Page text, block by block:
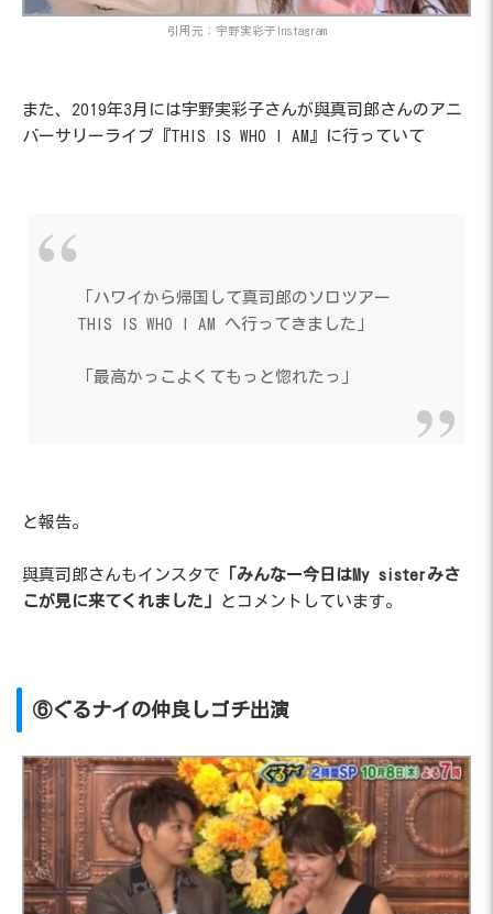
引用元：宇野実彩子Instagram
また、2019年3月には宇野実彩子さんが與真司郎さんのアニ
バーサリーライブ『THIS IS WHO I AM』に行っていて
「ハワイから帰国して真司郎のソロツアー
THIS IS WHO I AM へ行ってきました」
「最高かっこよくてもっと惚れたっ」
と報告。
與真司郎さんもインスタで 「みんなー今日はMy sisterみさ
こが見に来てくれました」
とコメントしています。
⑥ぐるナイの仲良しゴチ出演